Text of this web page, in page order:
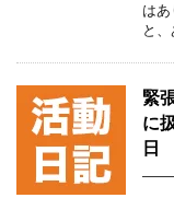
は
と
緊
に
日